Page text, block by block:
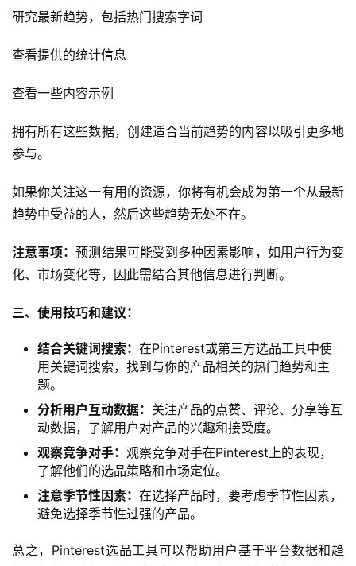
研究最新趋势，包括热门搜索字词
查看提供的统计信息
查看一些内容示例
拥有所有这些数据，创建适合当前趋势的内容以吸引更多地
参与。
如果你关注这一有用的资源，你将有机会成为第一个从最新
趋势中受益的人，然后这些趋势无处不在。
注意事项：预测结果可能受到多种因素影响，如用户行为变
化、市场变化等，因此需结合其他信息进行判断。
三、使用技巧和建议：
结合关键词搜索： 在Pinterest或第三方选品工具中使
用关键词搜索，找到与你的产品相关的热门趋势和主
题。
分析用户互动数据： 关注产品的点赞、评论、分享等互
动数据，了解用户对产品的兴趣和接受度。
观察竞争对手： 观察竞争对手在Pinterest上的表现，
了解他们的选品策略和市场定位。
注意季节性因素： 在选择产品时，要考虑季节性因素，
避免选择季节性过强的产品。
总之，Pinterest选品工具可以帮助用户基于平台数据和趋